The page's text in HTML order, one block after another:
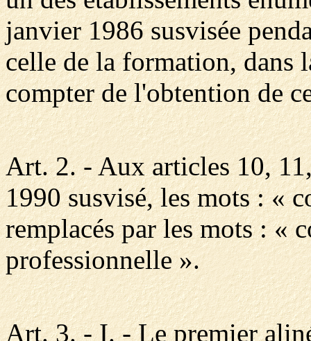
janvier 1986 susvisée
celle de la formation, dans
compter de l'obtention de
Art. 2. - Aux articles 10,
1990 susvisé, les mots : «
remplacés par les mots : «
professionnelle ».
Art. 3. - I. - Le premier